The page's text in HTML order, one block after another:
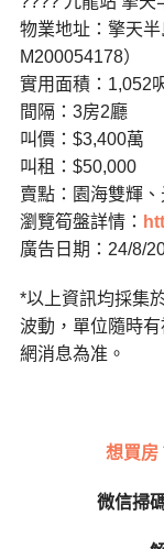
物業地址：擎天
M200054178）
實用面積：1,052
間隔：3房2廳
叫價：$3,400萬
叫租：$50,000
賣點：園海雙輝
瀏覽筍盤詳情：
廣告日期：24/8/
*以上資訊均採集
波動，單位隨時
網消息為准。
想買房
微信掃